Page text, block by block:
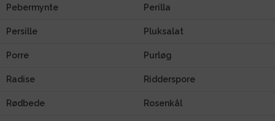
Pebermynte Perilla
Persille Pluksalat
Porre Purløg
Radise Ridderspore
Rødbede Rosenkål